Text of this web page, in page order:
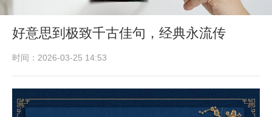
好意思到极致千古佳句，经典永流传
时间：2026-03-25 14:53